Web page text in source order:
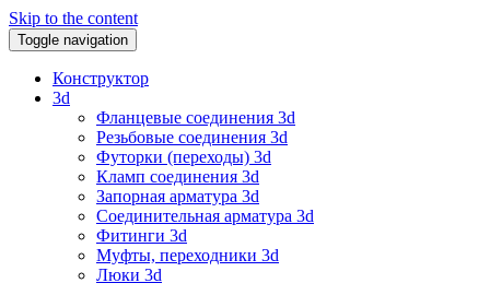
Skip to the content
Toggle navigation
Конструктор
3d
Фланцевые соединения 3d
Резьбовые соединения 3d
Футорки (переходы) 3d
Кламп соединения 3d
Запорная арматура 3d
Соединительная арматура 3d
Фитинги 3d
Муфты, переходники 3d
Люки 3d